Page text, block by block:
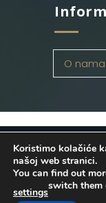
O nama
OSATINA
by
Koristimo kolačiće
našoj web stranici.
You can find out
switch them
settings